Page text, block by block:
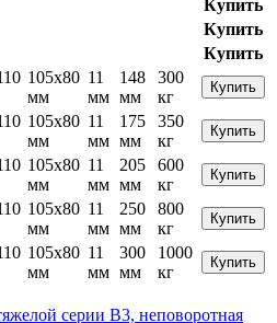
Купить
Купить
Купить
105x80
мм
11
мм
148
мм
300
кг
Купить
105x80
мм
11
мм
175
мм
350
кг
Купить
105x80
мм
11
мм
205
мм
600
кг
Купить
105x80
мм
11
мм
250
мм
800
кг
Купить
105x80
мм
11
мм
300
мм
1000
кг
Купить